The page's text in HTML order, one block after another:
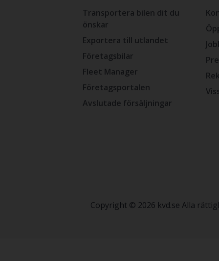
Transportera bilen dit du
önskar
Exportera till utlandet
Företagsbilar
Fleet Manager
Företagsportalen
Avslutade försäljningar
Copyright © 2026 kvd.se Alla